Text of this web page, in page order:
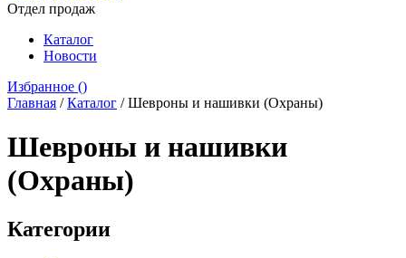
Отдел продаж
Каталог
Новости
Избранное ()
Главная /Каталог /Шевроны и нашивки (Охраны)
Шевроны и нашивки
(Охраны)
Категории